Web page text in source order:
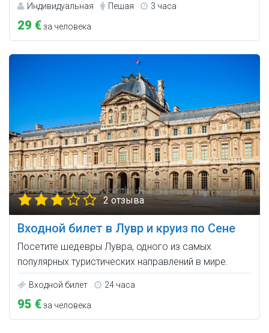
Индивидуальная Пешая 3 часа
29 €за человека
2 отзыва
Входной билет в Лувр и круиз по Сене
Посетите шедевры Лувра, одного из самых
популярных туристических направлений в мире.
Входной билет 24 часа
95 €за человека